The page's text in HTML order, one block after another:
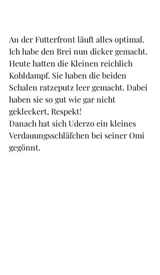
An der Futterfront läuft alles optimal.
Ich habe den Brei nun dicker gemacht.
Heute hatten die Kleinen reichlich
Kohldampf. Sie haben die beiden
Schalen ratzeputz leer gemacht. Dabei
haben sie so gut wie gar nicht
gekleckert, Respekt!
Danach hat sich Uderzo ein kleines
Verdauungsschläfchen bei seiner Omi
gegönnt.